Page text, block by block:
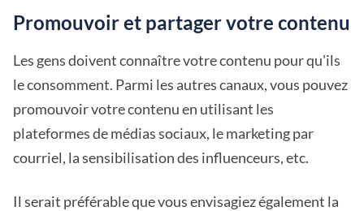
Promouvoir et partager votre contenu
Les gens doivent connaître votre contenu pour qu'ils
le consomment. Parmi les autres canaux, vous pouvez
promouvoir votre contenu en utilisant les
plateformes de médias sociaux, le marketing par
courriel, la sensibilisation des influenceurs, etc.
Il serait préférable que vous envisagiez également la